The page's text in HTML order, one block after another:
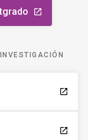
launch
launch
launch